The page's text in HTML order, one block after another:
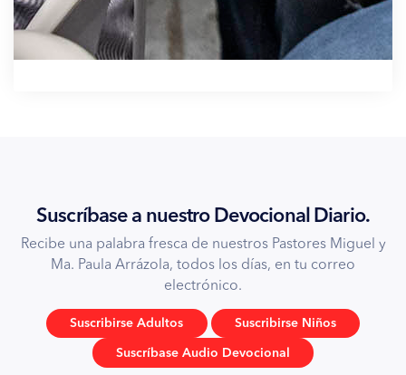
Suscríbase a nuestro Devocional Diario.
Recibe una palabra fresca de nuestros Pastores Miguel y
Ma. Paula Arrázola, todos los días, en tu correo
electrónico.
Suscribirse Adultos Suscribirse Niños
Suscríbase Audio Devocional